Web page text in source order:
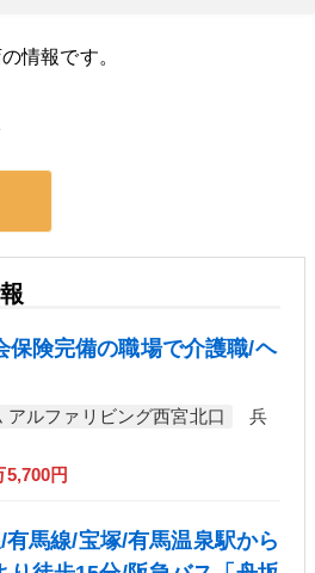
情報です。
保険完備の職場で介護職/ヘ
アルファリビング西宮北口
兵
5,700円
馬線/宝塚/有馬温泉駅から